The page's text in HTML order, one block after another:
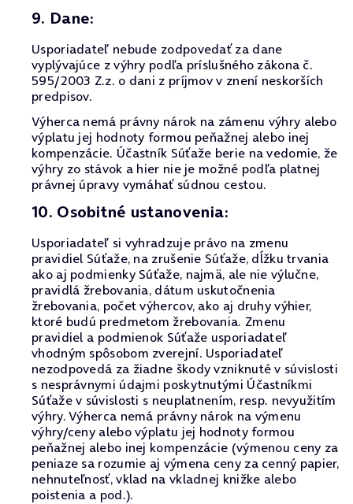
9. Dane:
Usporiadateľ nebude zodpovedať za dane
vyplývajúce z výhry podľa príslušného zákona č.
595/2003 Z.z. o dani z príjmov v znení neskorších
predpisov.
Výherca nemá právny nárok na zámenu výhry alebo
výplatu jej hodnoty formou peňažnej alebo inej
kompenzácie. Účastník Súťaže berie na vedomie, že
výhry zo stávok a hier nie je možné podľa platnej
právnej úpravy vymáhať súdnou cestou.
10. Osobitné ustanovenia:
Usporiadateľ si vyhradzuje právo na zmenu
pravidiel Súťaže, na zrušenie Súťaže, dĺžku trvania
ako aj podmienky Súťaže, najmä, ale nie výlučne,
pravidlá žrebovania, dátum uskutočnenia
žrebovania, počet výhercov, ako aj druhy výhier,
ktoré budú predmetom žrebovania. Zmenu
pravidiel a podmienok Súťaže usporiadateľ
vhodným spôsobom zverejní. Usporiadateľ
nezodpovedá za žiadne škody vzniknuté v súvislosti
s nesprávnymi údajmi poskytnutými Účastníkmi
Súťaže v súvislosti s neuplatnením, resp. nevyužitím
výhry. Výherca nemá právny nárok na výmenu
výhry/ceny alebo výplatu jej hodnoty formou
peňažnej alebo inej kompenzácie (výmenou ceny za
peniaze sa rozumie aj výmena ceny za cenný papier,
nehnuteľnosť, vklad na vkladnej knižke alebo
poistenia a pod.).